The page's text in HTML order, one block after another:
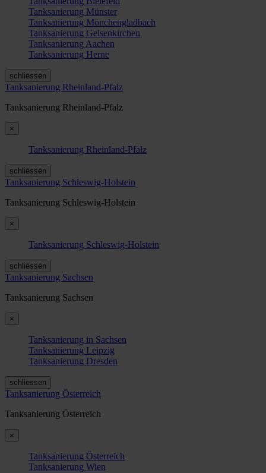
Tanksanierung Münster
Tanksanierung Mönchengladbach
Tanksanierung Gelsenkirchen
Tanksanierung Aachen
Tanksanierung Herne
schliessen
Tanksanierung Rheinland-Pfalz
Tanksanierung Rheinland-Pfalz
×
Tanksanierung Rheinland-Pfalz
schliessen
Tanksanierung Schleswig-Holstein
Tanksanierung Schleswig-Holstein
×
Tanksanierung Schleswig-Holstein
schliessen
Tanksanierung Sachsen
Tanksanierung Sachsen
×
Tanksanierung in Sachsen
Tanksanierung Leipzig
Tanksanierung Dresden
schliessen
Tanksanierung Österreich
Tanksanierung Österreich
×
Tanksanierung Österreich
Tanksanierung Wien